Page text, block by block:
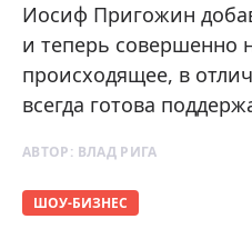
Иосиф Пригожин
и теперь совершенно
происходящее, в
всегда готова
АВТОР: ВЛАД РИГА
ШОУ-БИЗНЕС